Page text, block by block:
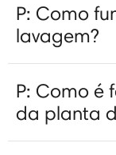
P: Como
lavagem?
P: Como é
da planta